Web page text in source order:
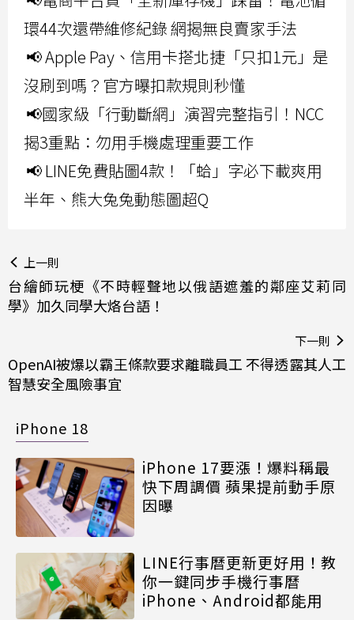
環44次還帶維修紀錄 網揭無良賣家手法
📢 Apple Pay、信用卡搭北捷「只扣1元」是
沒刷到嗎？官方曝扣款規則秒懂
📢國家級「行動斷網」演習完整指引！NCC
揭3重點：勿用手機處理重要工作
📢 LINE免費貼圖4款！「蛤」字必下載爽用
半年、熊大兔兔動態圖超Q
上一則
台繪師玩梗《不時輕聲地以俄語遮羞的鄰座艾莉同
學》加久同學大烙台語！
下一則
OpenAI被爆以霸王條款要求離職員工 不得透露其人工
智慧安全風險事宜
iPhone 18
iPhone 17要漲！爆料稱最
快下周調價 蘋果提前動手原
因曝
LINE行事曆更新更好用！教
你一鍵同步手機行事曆
iPhone、Android都能用